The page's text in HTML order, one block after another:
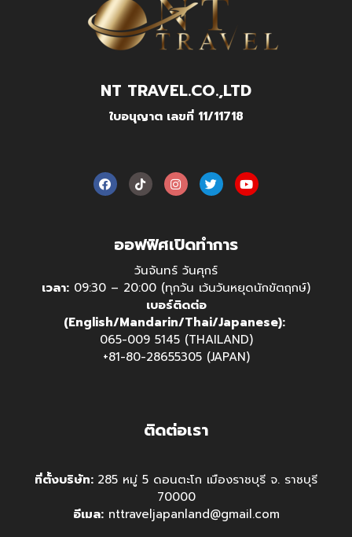
NT TRAVEL.CO.,LTD
ใบอนุญาต เลขที่ 11/11718
ออฟฟิศเปิดทำการ
วันจันทร์ วันศุกร์
เวลา: 09:30 – 20:00 (ทุกวัน เว้นวันหยุดนักขัตฤกษ์)
เบอร์ติดต่อ
(English/Mandarin/Thai/Japanese):
065-009 5145 (THAILAND)
+81-80-28655305 (JAPAN)
ติดต่อเรา
ที่ตั้งบริษัท: 285 หมู่ 5 ดอนตะโก เมืองราชบุรี จ. ราชบุรี
70000
อีเมล:nttraveljapanland@gmail.com